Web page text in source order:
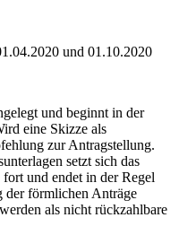
und 01.10.2020
und beginnt in der
eine Skizze als
zur Antragstellung.
setzt sich das
und endet in der Regel
förmlichen Anträge
als nicht rückzahlbare